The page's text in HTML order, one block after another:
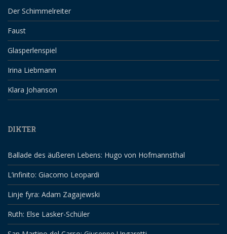
Der Schimmelreiter
Faust
Glasperlenspiel
Irina Liebmann
Klara Johanson
DIKTER
Ballade des äußeren Lebens: Hugo von Hofmannsthal
L’infinito: Giacomo Leopardi
Linje fyra: Adam Zagajewski
Ruth: Else Lasker-Schüler